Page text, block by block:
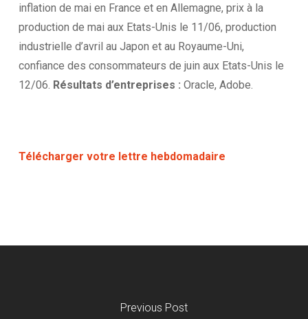
inflation de mai en France et en Allemagne, prix à la
production de mai aux Etats-Unis le 11/06, production
industrielle d’avril au Japon et au Royaume-Uni,
confiance des consommateurs de juin aux Etats-Unis le
12/06. Résultats d’entreprises : Oracle, Adobe.
Télécharger votre lettre hebdomadaire
Previous Post